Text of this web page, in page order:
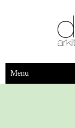
DABEKO
Menu